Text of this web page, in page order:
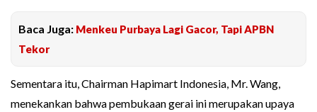
Baca Juga: Menkeu Purbaya Lagi Gacor, Tapi APBN
Tekor
Sementara itu, Chairman Hapimart Indonesia, Mr. Wang,
menekankan bahwa pembukaan gerai ini merupakan upaya